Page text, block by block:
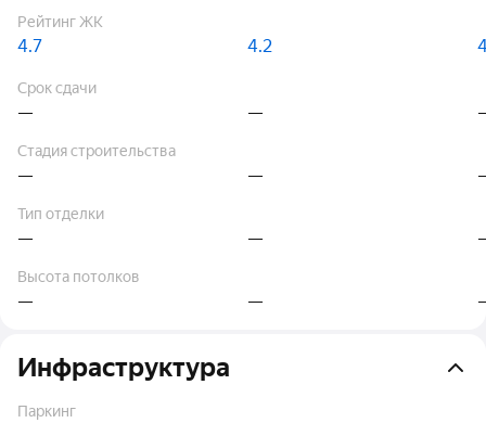
Рейтинг ЖК
4.7 4.2
Срок сдачи
— —
Стадия строительства
— —
Тип отделки
— —
Высота потолков
— —
Инфраструктура
Паркинг